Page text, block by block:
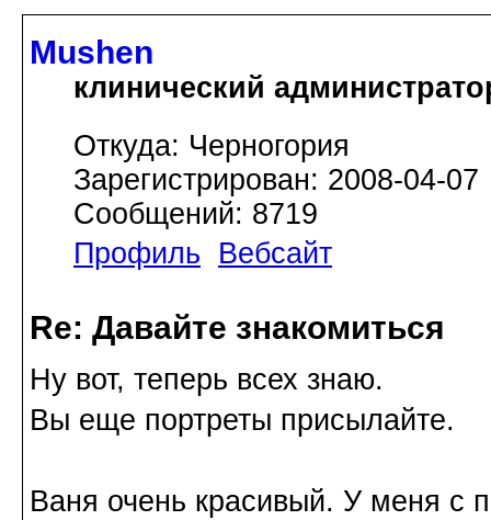
Mushen
клинический
Откуда: Черногория
Зарегистрирован: 2008-04-07
Сообщений: 8719
Профиль
Вебсайт
Re: Давайте знакомиться
Ну вот, теперь всех знаю.
Вы еще портреты присылайте.
Ваня очень красивый. У меня с